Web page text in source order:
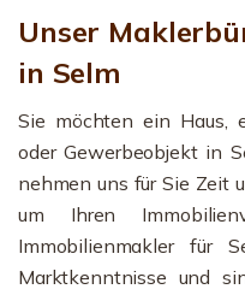
Unser
in Selm
Sie möchten ein Haus,
oder Gewerbeobjekt in
nehmen uns für Sie Zeit
um Ihren
Immobilienmakler für
Marktkenntnisse und